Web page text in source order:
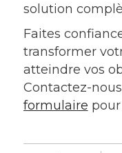
solution
Faites
transformer
atteindre vos
Contactez-
formulaire